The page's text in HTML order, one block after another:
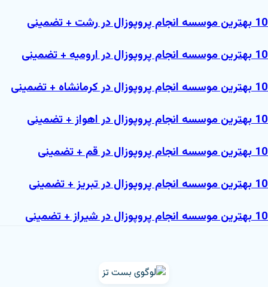
10 بهترین موسسه انجام پروپوزال در رشت + تضمینی
10 بهترین موسسه انجام پروپوزال در ارومیه + تضمینی
10 بهترین موسسه انجام پروپوزال در کرمانشاه + تضمینی
10 بهترین موسسه انجام پروپوزال در اهواز + تضمینی
10 بهترین موسسه انجام پروپوزال در قم + تضمینی
10 بهترین موسسه انجام پروپوزال در تبریز + تضمینی
10 بهترین موسسه انجام پروپوزال در شیراز + تضمینی